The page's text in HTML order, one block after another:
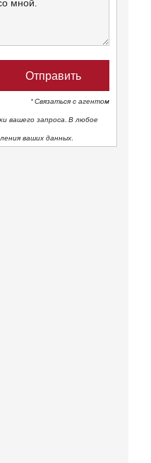
* Связаться с агентом
вашего запроса. В любое
ваших данных.